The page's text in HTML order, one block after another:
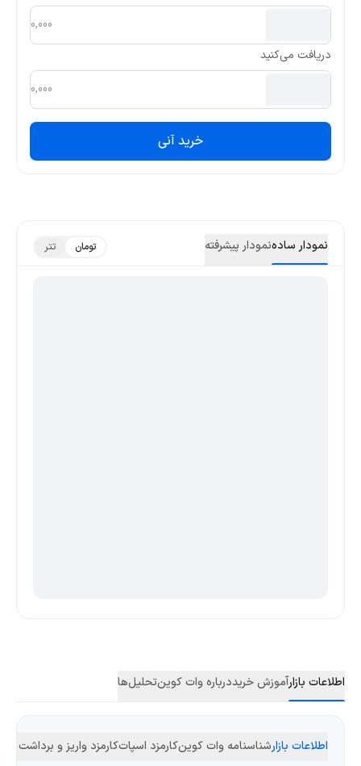
نمودار سادهنمودار پیشرفته تومان تتر
اطلاعات بازارآموزش خریددرباره وات کوینتحلیل‌ها
اطلاعات بازارشناسنامه وات کوینکارمزد اسپاتکارمزد واریز و برداشت
دریافت می‌کنید
خرید آنی